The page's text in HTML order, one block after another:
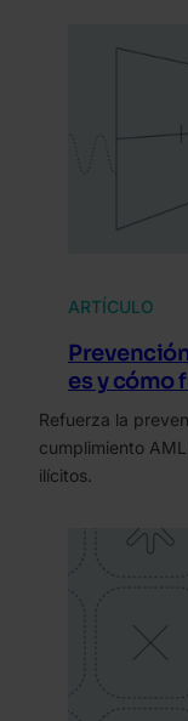
ARTÍCULO
es y cómo
Refuerza la
cumplimiento
ilícitos.